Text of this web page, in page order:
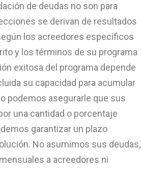
de deudas no son para
se derivan de resultados
los acreedores específicos
y los términos de su programa
exitosa del programa depende
su capacidad para acumular
podemos asegurarle que sus
una cantidad o porcentaje
garantizar un plazo
No asumimos sus deudas,
a acreedores ni